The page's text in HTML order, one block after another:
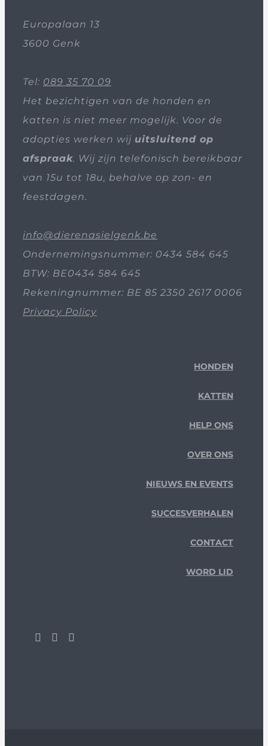
Europalaan 13
3600 Genk
Tel: 089 35 70 09
Het bezichtigen van de honden en
katten is niet meer mogelijk. Voor de
adopties werken wij uitsluitend op
afspraak. Wij zijn telefonisch bereikbaar
van 15u tot 18u, behalve op zon- en
feestdagen.
info@dierenasielgenk.be
Ondernemingsnummer: 0434 584 645
BTW: BE0434 584 645
Rekeningnummer: BE 85 2350 2617 0006
Privacy Policy
HONDEN
KATTEN
HELP ONS
OVER ONS
NIEUWS EN EVENTS
SUCCESVERHALEN
CONTACT
WORD LID